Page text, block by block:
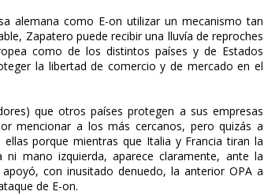
alemana como E-on utilizar un mecanismo tan
Zapatero puede recibir una lluvía de reproches
como de los distintos países y de Estados
la libertad de comercio y de mercado en el
que otros países protegen a sus empresas
mencionar a los más cercanos, pero quizás a
porque mientras que Italia y Francia tiran la
mano izquierda, aparece claramente, ante la
con inusitado denuedo, la anterior OPA a
de E-on.